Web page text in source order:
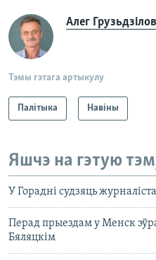
Алег
Тэмы гэтага артыкулу
Палітыка Навіны
Яшчэ на гэтую
У Горадні судзяць
Перад прыездам у Менск
Бяляцкім